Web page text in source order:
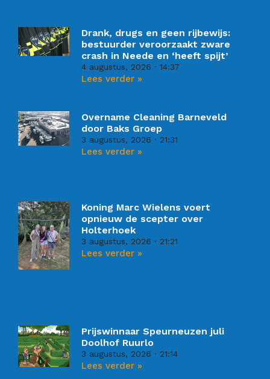
Drank, drugs en geen rijbewijs:
bestuurder veroorzaakt zware
crash in Neede en ‘heeft spijt’
4 augustus, 2026 14:37
Lees verder »
Overname Cleaning Barneveld
door Baks Groep
3 augustus, 2026 21:31
Lees verder »
Koning Marc Wielens voert
opnieuw de scepter over
Holterhoek
3 augustus, 2026 21:21
Lees verder »
Prijswinnaar Speurneuzen juli
Doolhof Ruurlo
3 augustus, 2026 21:14
Lees verder »